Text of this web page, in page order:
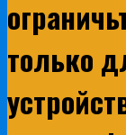
только